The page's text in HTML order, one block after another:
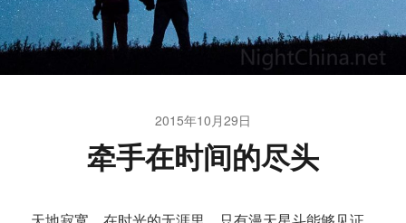
2015年10月29日
牵手在时间的尽头